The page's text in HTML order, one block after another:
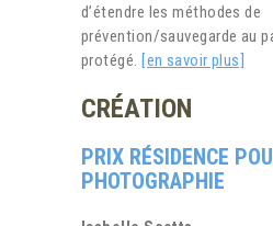
d’étendre les méthodes de
prévention/sauvegarde au
protégé. [en savoir plus]
CRÉATION
PRIX RÉSIDENCE
PHOTOGRAPHIE